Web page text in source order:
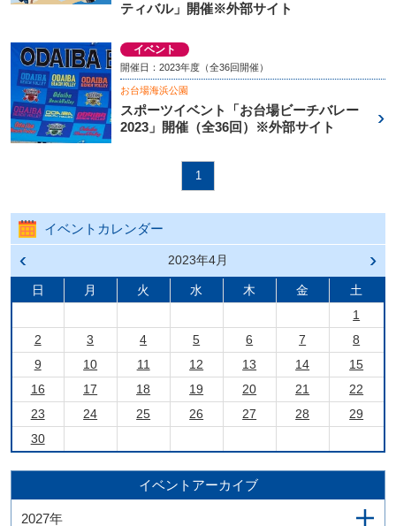
ティバル」開催※外部サイト
イベント
開催日：2023年度（全36回開催）
お台場海浜公園
スポーツイベント「お台場ビーチバレー
2023」開催（全36回）※外部サイト
1
イベントカレンダー
前の
戻る
2023年4月
次の
進む
日 月 火 水 木 金
土
1
2
3 4 5 6 7
8
9
10 11 12 13 14
15
16
17 18 19 20 21
22
23
24 25 26 27 28
29
30
イベントアーカイブ
2027年